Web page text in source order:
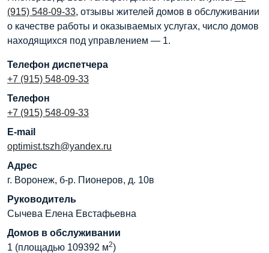
(915) 548-09-33, отзывы жителей домов в обслуживании
о качестве работы и оказываемых услугах, число домов
находящихся под управлением — 1.
Телефон диспетчера
+7 (915) 548-09-33
Телефон
+7 (915) 548-09-33
E-mail
optimist.tszh@yandex.ru
Адрес
г. Воронеж, б-р. Пионеров, д. 10в
Руководитель
Сычева Елена Евстафьевна
Домов в обслуживании
1 (площадью 109392 м2)